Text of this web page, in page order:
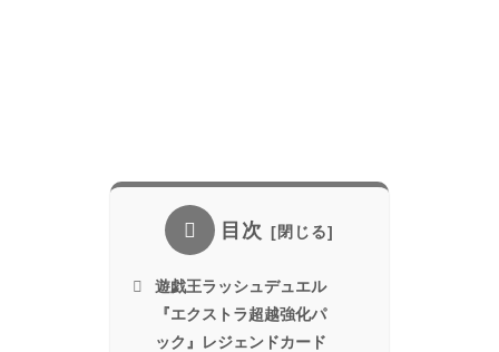
目次
遊戯王ラッシュデュエル
『エクストラ超越強化パ
ック』レジェンドカード